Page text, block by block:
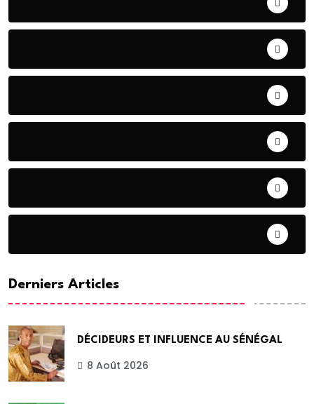
Derniers Articles
DÉCIDEURS ET INFLUENCE AU SÉNÉGAL
8 Août 2026